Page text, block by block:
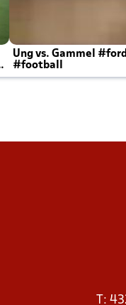
Ung vs. Gammel
#football
T: